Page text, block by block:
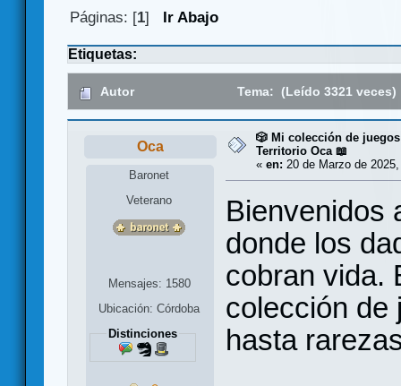
Páginas: [1] Ir Abajo
Etiquetas:
Autor Tema: (Leído 3321 veces)
Oca
Baronet
Veterano
Mensajes: 1580
Ubicación: Córdoba
Distinciones
🎲 Mi colección de
Territorio Oca 📖
« en: 20 de Marzo de
Bienvenidos
donde los
cobran vida.
colección de
hasta